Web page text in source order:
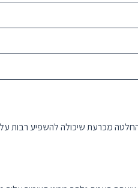
מכרעת שיכולה להשפיע רבות